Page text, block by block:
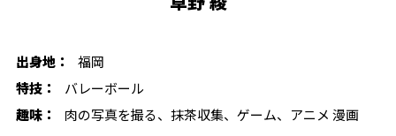
出身地：
福岡
特技：
バレーボール
趣味：
肉の写真を撮る、抹茶収集、ゲーム、アニメ 漫画